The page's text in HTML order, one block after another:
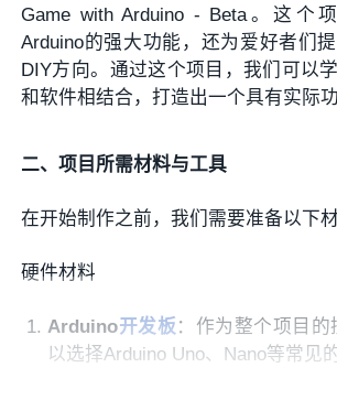
Game with Arduino - Beta。这个
Arduino的强大功能，还为爱好者们
DIY方向。通过这个项目，我们可以
和软件相结合，打造出一个具有实际
二、项目所需材料与工具
在开始制作之前，我们需要准备以下材
硬件材料
Arduino开发板 ：作为整个项目
以选择Arduino Uno、Nano等常见